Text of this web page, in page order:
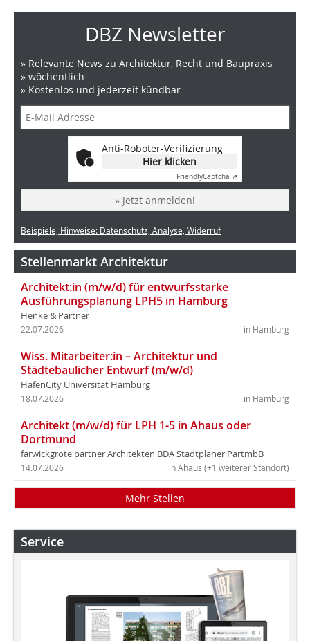
DBZ Newsletter
» Relevante News zu Architektur, Recht und Baupraxis
» wöchentlich
» Kostenlos und jederzeit kündbar
Anti-Roboter-Verifizierung
Hier klicken
FriendlyCaptcha ⇗
» Jetzt anmelden!
Beispiele, Hinweise: Datenschutz, Analyse, Widerruf
Stellenmarkt Architektur
Architekt:in (m/w/d) für entwurfsstarke
Ausführungsplanung LPH5 in Hamburg
Henke & Partner
in Hamburg
22.07.2026
Wiss. Mitarbeiter:in – Architektur und
Städtebaulicher Entwurf (m/w/d)
HafenCity Universität Hamburg
in Hamburg
18.07.2026
Architekt (m/w/d) für LPH 1-5 in Ahaus oder
Dortmund
farwickgrote partner Architekten BDA Stadtplaner PartmbB
in Ahaus (+1 weiterer Standort)
14.07.2026
Mehr Stellen
Service